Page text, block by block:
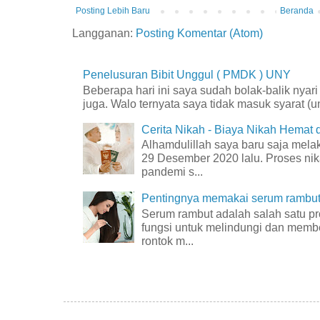
Posting Lebih Baru Beranda
Langganan: Posting Komentar (Atom)
Penelusuran Bibit Unggul ( PMDK ) UNY
Beberapa hari ini saya sudah bolak-balik
juga. Walo ternyata saya tidak masuk syarat
Cerita Nikah - Biaya Nikah Hemat
Alhamdulillah saya baru saja
29 Desember 2020 lalu. Proses
pandemi s...
Pentingnya memakai serum
Serum rambut adalah salah satu
fungsi untuk melindungi dan
rontok m...